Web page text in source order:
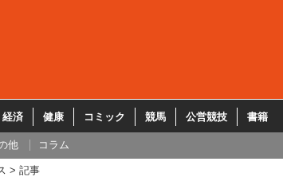
経済 健康 コミック 競馬 公営競技 書籍
他 コラム
記事